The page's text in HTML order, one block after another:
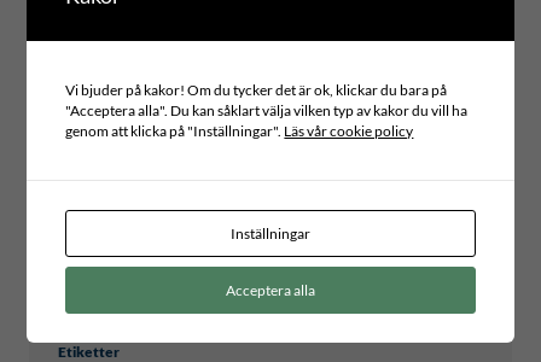
TOOLBOX
10 – MINSKAD OJÄMLIKHET
KOMMUN
FRANCISTOWN
LUSAKA CITY COUNCIL
MOGALE
Etiketter
Vi bjuder på kakor! Om du tycker det är ok, klickar du bara på
"Acceptera alla". Du kan såklart välja vilken typ av kakor du vill ha
genom att klicka på "Inställningar". Läs vår cookie policy
Inställningar
Acceptera alla